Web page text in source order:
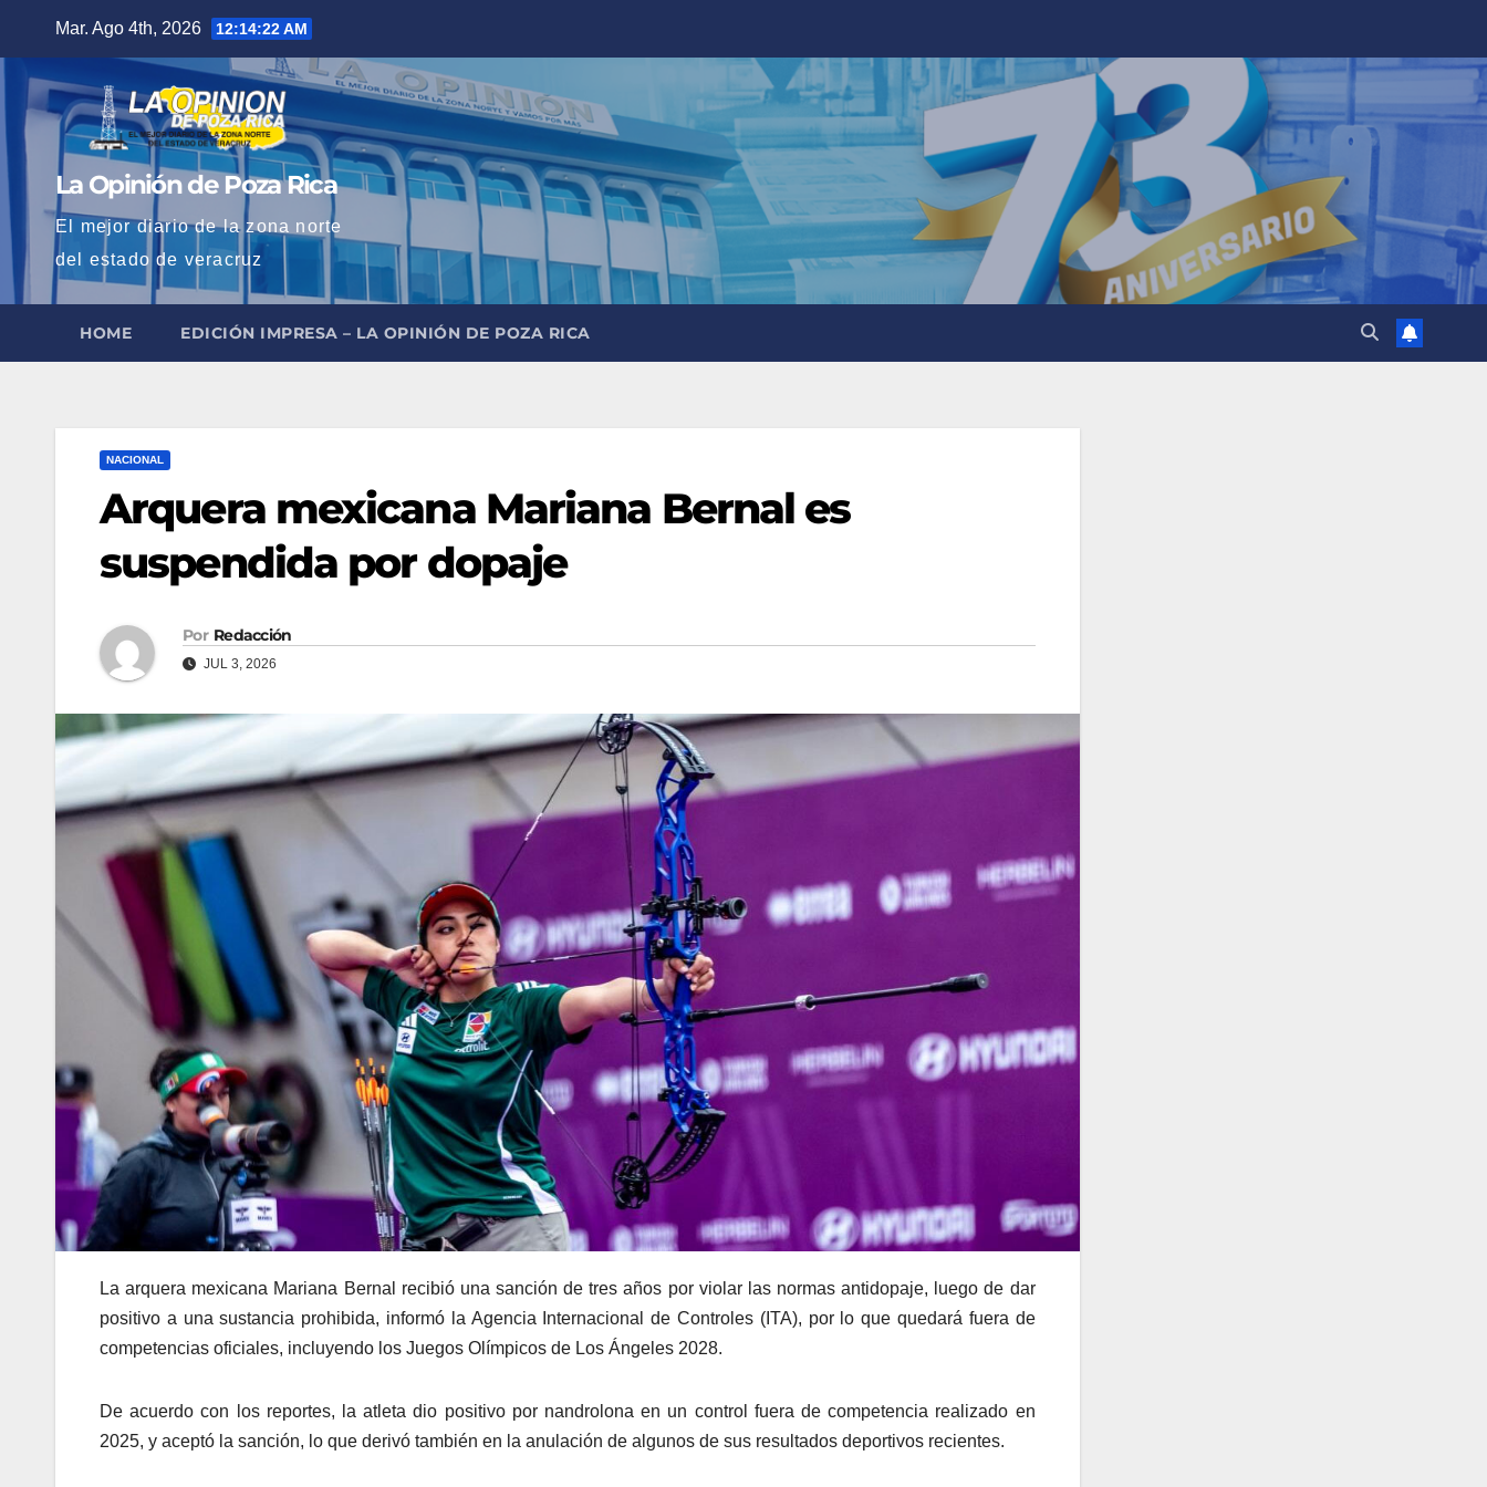
contenido
Mar. Ago 4th, 2026 12:14:23 AM
La Opinión de Poza Rica
El mejor diario de la zona norte
del estado de veracruz
HOME EDICIÓN IMPRESA – LA OPINIÓN DE POZA RICA
NACIONAL
Arquera mexicana Mariana Bernal es
suspendida por dopaje
Por Redacción
JUL 3, 2026
La arquera mexicana Mariana Bernal recibió una sanción de tres años por violar las normas antidopaje, luego de dar
positivo a una sustancia prohibida, informó la Agencia Internacional de Controles (ITA), por lo que quedará fuera de
competencias oficiales, incluyendo los Juegos Olímpicos de Los Ángeles 2028.
De acuerdo con los reportes, la atleta dio positivo por nandrolona en un control fuera de competencia realizado en
2025, y aceptó la sanción, lo que derivó también en la anulación de algunos de sus resultados deportivos recientes.